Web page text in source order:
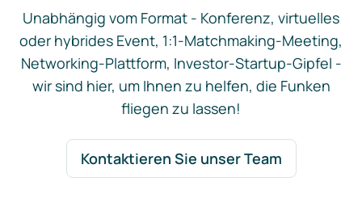
Unabhängig vom Format - Konferenz, virtuelles
oder hybrides Event, 1:1-Matchmaking-Meeting,
Networking-Plattform, Investor-Startup-Gipfel -
wir sind hier, um Ihnen zu helfen, die Funken
fliegen zu lassen!
Kontaktieren Sie unser Team